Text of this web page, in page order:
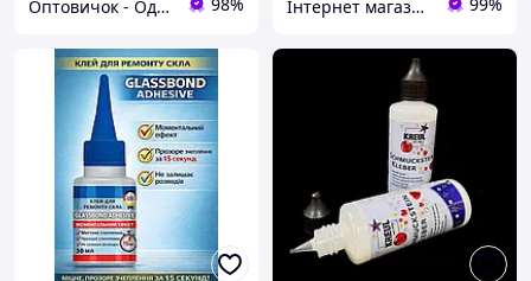
Оптовичок - Одеса Інтернет магазин ТерЛайн